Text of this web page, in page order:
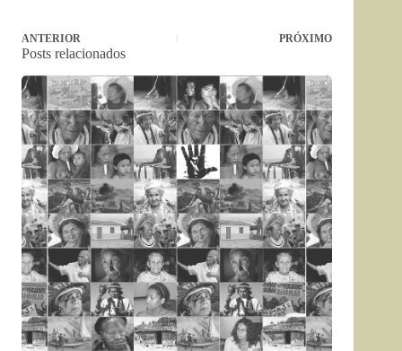
ANTERIOR PRÓXIMO
Posts relacionados